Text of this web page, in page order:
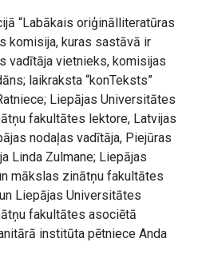
“Labākais oriģinālliteratūras
komisija, kuras sastāvā ir
vadītāja vietnieks, komisijas
laikraksta “konTeksts”
Liepājas Universitātes
fakultātes lektore, Latvijas
nodaļas vadītāja, Piejūras
Linda Zulmane; Liepājas
mākslas zinātņu fakultātes
Liepājas Universitātes
fakultātes asociētā
institūta pētniece Anda